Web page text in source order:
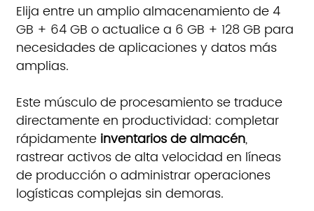
Elija entre un amplio almacenamiento de 4
GB + 64 GB o actualice a 6 GB + 128 GB para
necesidades de aplicaciones y datos más
amplias.
Este músculo de procesamiento se traduce
directamente en productividad: completar
rápidamente inventarios de almacén,
rastrear activos de alta velocidad en líneas
de producción o administrar operaciones
logísticas complejas sin demoras.